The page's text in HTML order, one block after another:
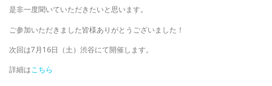
是非一度聞いていただきたいと思います。
ご参加いただきました皆様ありがとうございました！
次回は7月16日（土）渋谷にて開催します。
詳細はこちら